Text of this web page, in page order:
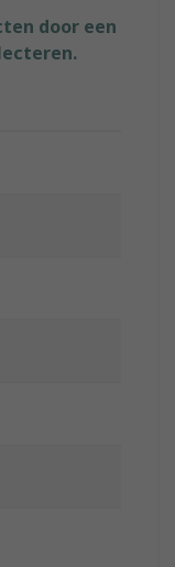
door een